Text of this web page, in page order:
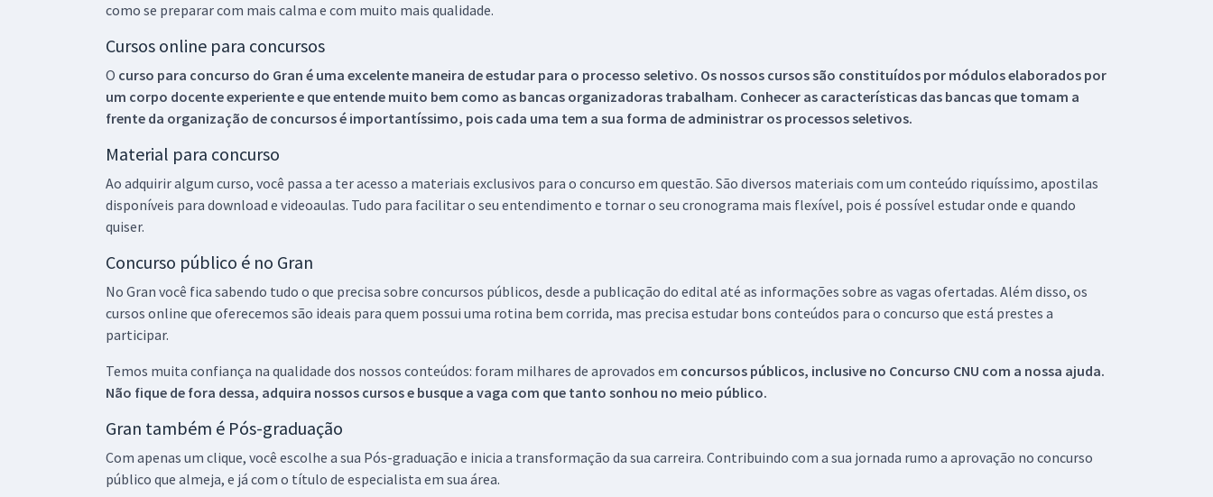
como se preparar com mais calma e com muito mais qualidade.
Cursos online para concursos
O curso para concurso do Gran é uma excelente maneira de estudar para o processo seletivo. Os nossos cursos são constituídos por módulos elaborados por
um corpo docente experiente e que entende muito bem como as bancas organizadoras trabalham. Conhecer as características das bancas que tomam a
frente da organização de concursos é importantíssimo, pois cada uma tem a sua forma de administrar os processos seletivos.
Material para concurso
Ao adquirir algum curso, você passa a ter acesso a materiais exclusivos para o concurso em questão. São diversos materiais com um conteúdo riquíssimo, apostilas
disponíveis para download e videoaulas. Tudo para facilitar o seu entendimento e tornar o seu cronograma mais flexível, pois é possível estudar onde e quando
quiser.
Concurso público é no Gran
No Gran você fica sabendo tudo o que precisa sobre concursos públicos, desde a publicação do edital até as informações sobre as vagas ofertadas. Além disso, os
cursos online que oferecemos são ideais para quem possui uma rotina bem corrida, mas precisa estudar bons conteúdos para o concurso que está prestes a
participar.
Temos muita confiança na qualidade dos nossos conteúdos: foram milhares de aprovados em concursos públicos, inclusive no Concurso CNU com a nossa ajuda.
Não fique de fora dessa, adquira nossos cursos e busque a vaga com que tanto sonhou no meio público.
Gran também é Pós-graduação
Com apenas um clique, você escolhe a sua Pós-graduação e inicia a transformação da sua carreira. Contribuindo com a sua jornada rumo a aprovação no concurso
público que almeja, e já com o título de especialista em sua área.